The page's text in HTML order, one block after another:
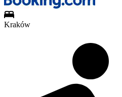
Kraków